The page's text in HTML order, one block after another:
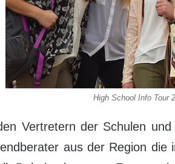
High School Info Tour
Vertretern der Schulen
aus der Region die